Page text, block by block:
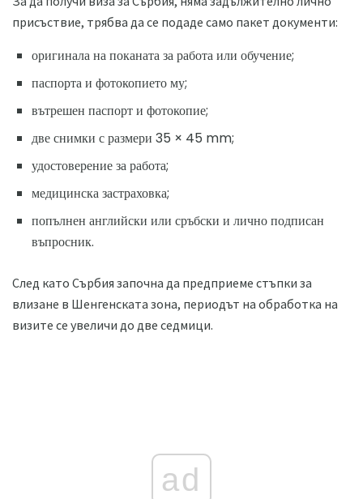
присъствие, трябва да се подаде само пакет документи:
оригинала на поканата за работа или обучение;
паспорта и фотокопието му;
вътрешен паспорт и фотокопие;
две снимки с размери 35 × 45 mm;
удостоверение за работа;
медицинска застраховка;
попълнен английски или сръбски и лично подписан
въпросник.
След като Сърбия започна да предприеме стъпки за
влизане в Шенгенската зона, периодът на обработка на
визите се увеличи до две седмици.
ad